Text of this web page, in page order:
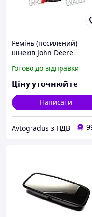
Ремінь (посилений)
шнеків John Deere
Готово до відправки
Ціну уточнюйте
Написати
Avtogradus з ПДВ